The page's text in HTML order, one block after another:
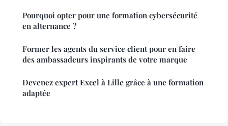
Pourquoi opter pour une formation cybersécurité
en alternance ?
Former les agents du service client pour en faire
des ambassadeurs inspirants de votre marque
Devenez expert Excel à Lille grâce à une formation
adaptée